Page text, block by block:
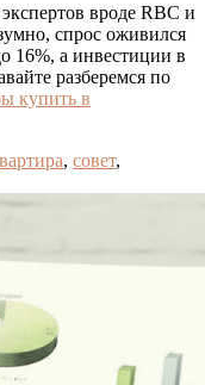
вроде RBC и
спрос оживился
16%, а инвестиции в
разберемся по
купить в
, совет,